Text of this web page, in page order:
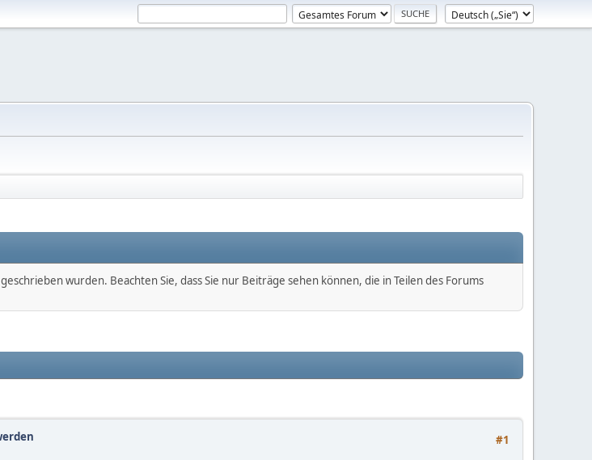
wurden. Beachten Sie, dass Sie nur Beiträge sehen können, die in Teilen des Forums
#1